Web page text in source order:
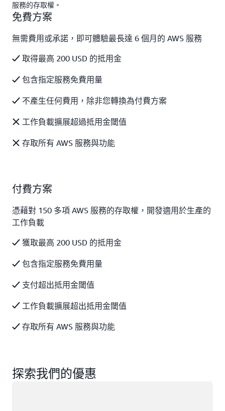
服務的存取權。
免費方案
無需費用或承諾，即可體驗最長達 6 個月的 AWS 服務
取得最高 200 USD 的抵用金
包含指定服務免費用量
不產生任何費用，除非您轉換為付費方案
工作負載擴展超過抵用金閾值
存取所有 AWS 服務與功能
付費方案
憑藉對 150 多項 AWS 服務的存取權，開發適用於生產的
工作負載
獲取最高 200 USD 的抵用金
包含指定服務免費用量
支付超出抵用金閾值
工作負載擴展超出抵用金閾值
存取所有 AWS 服務與功能
探索我們的優惠